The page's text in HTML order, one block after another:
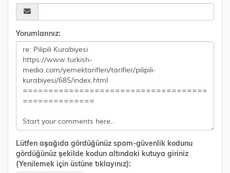
Yorumlarınız:
Lütfen aşağıda gördüğünüz spam-güvenlik kodunu
gördüğünüz şekilde kodun altındaki kutuya giriniz
(Yenilemek için üstüne tıklayınız):